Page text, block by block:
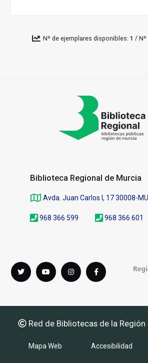
Nº de ejemplares disponibles: 1 /
Biblioteca Regional de Murcia
Avda. Juan Carlos I, 17 30008-
968 366 599 968 366 601
Síguenos
en
Twitter youTube instagramFacebook
Red de Bibliotecas de la
Mapa Web Accesibilidad